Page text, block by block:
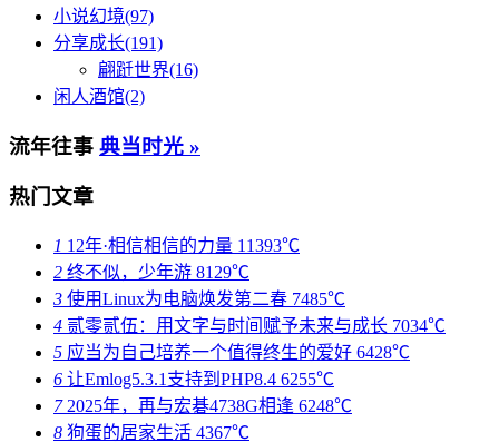
小说幻境(97)
分享成长(191)
翩跹世界(16)
闲人酒馆(2)
流年往事 典当时光 »
热门文章
1 12年·相信相信的力量 11393℃
2 终不似，少年游 8129℃
3 使用Linux为电脑焕发第二春 7485℃
4 贰零贰伍：用文字与时间赋予未来与成长 7034℃
5 应当为自己培养一个值得终生的爱好 6428℃
6 让Emlog5.3.1支持到PHP8.4 6255℃
72025年，再与宏碁4738G相逢 6248℃
8 狗蛋的居家生活 4367℃